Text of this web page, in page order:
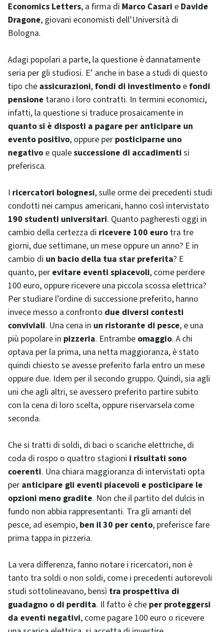
Economics Letters, a firma di Marco Casari e Davide
Dragone, giovani economisti dell’Università di
Bologna.
Adagi popolari a parte, la questione è dannatamente
seria per gli studiosi. E’ anche in base a studi di questo
tipo che assicurazioni,fondi di investimento efondi
pensione tarano i loro contratti. In termini economici,
infatti, la questione si traduce prosaicamente in
quanto si è disposti a pagare per anticipare un
evento positivo, oppure per posticiparne uno
negativo e qualesuccessione di accadimenti si
preferisca.
I ricercatori bolognesi, sulle orme dei precedenti studi
condotti nei campus americani, hanno così intervistato
190 studenti universitari. Quanto pagheresti oggi in
cambio della certezza di ricevere 100 euro tra tre
giorni, due settimane, un mese oppure un anno? E in
cambio di un bacio della tua star preferita? E
quanto, per evitare eventi spiacevoli, come perdere
100 euro, oppure ricevere una piccola scossa elettrica?
Per studiare l’ordine di successione preferito, hanno
invece messo a confronto due diversi contesti
conviviali. Una cena in un ristorante di pesce, e una
più popolare in pizzeria. Entrambe omaggio. A chi
optava per la prima, una netta maggioranza, è stato
quindi chiesto se avesse preferito farla entro un mese
oppure due. Idem per il secondo gruppo. Quindi, sia agli
uni che agli altri, se avessero preferito partire subito
con la cena di loro scelta, oppure riservarsela come
seconda.
Che si tratti di soldi, di baci o scariche elettriche, di
coda di rospo o quattro stagioni i risultati sono
coerenti. Una chiara maggioranza di intervistati opta
per anticipare gli eventi piacevoli e posticipare le
opzioni meno gradite. Non che il partito del dulcis in
fundo non abbia rappresentanti. Tra gli amanti del
pesce, ad esempio, ben il 30 per cento, preferisce fare
prima tappa in pizzeria.
La vera differenza, fanno notare i ricercatori, non è
tanto tra soldi o non soldi, come i precedenti autorevoli
studi sottolineavano, bensì tra prospettiva di
guadagno o di perdita. Il fatto è che per proteggersi
da eventi negativi, come pagare 100 euro o ricevere